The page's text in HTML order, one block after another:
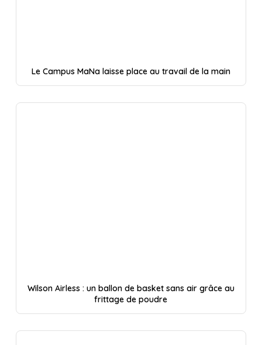
Le Campus MaNa laisse place au travail de la main
Wilson Airless : un ballon de basket sans air grâce au
frittage de poudre